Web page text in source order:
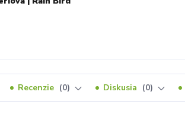
Recenzie 0 Diskusia 0